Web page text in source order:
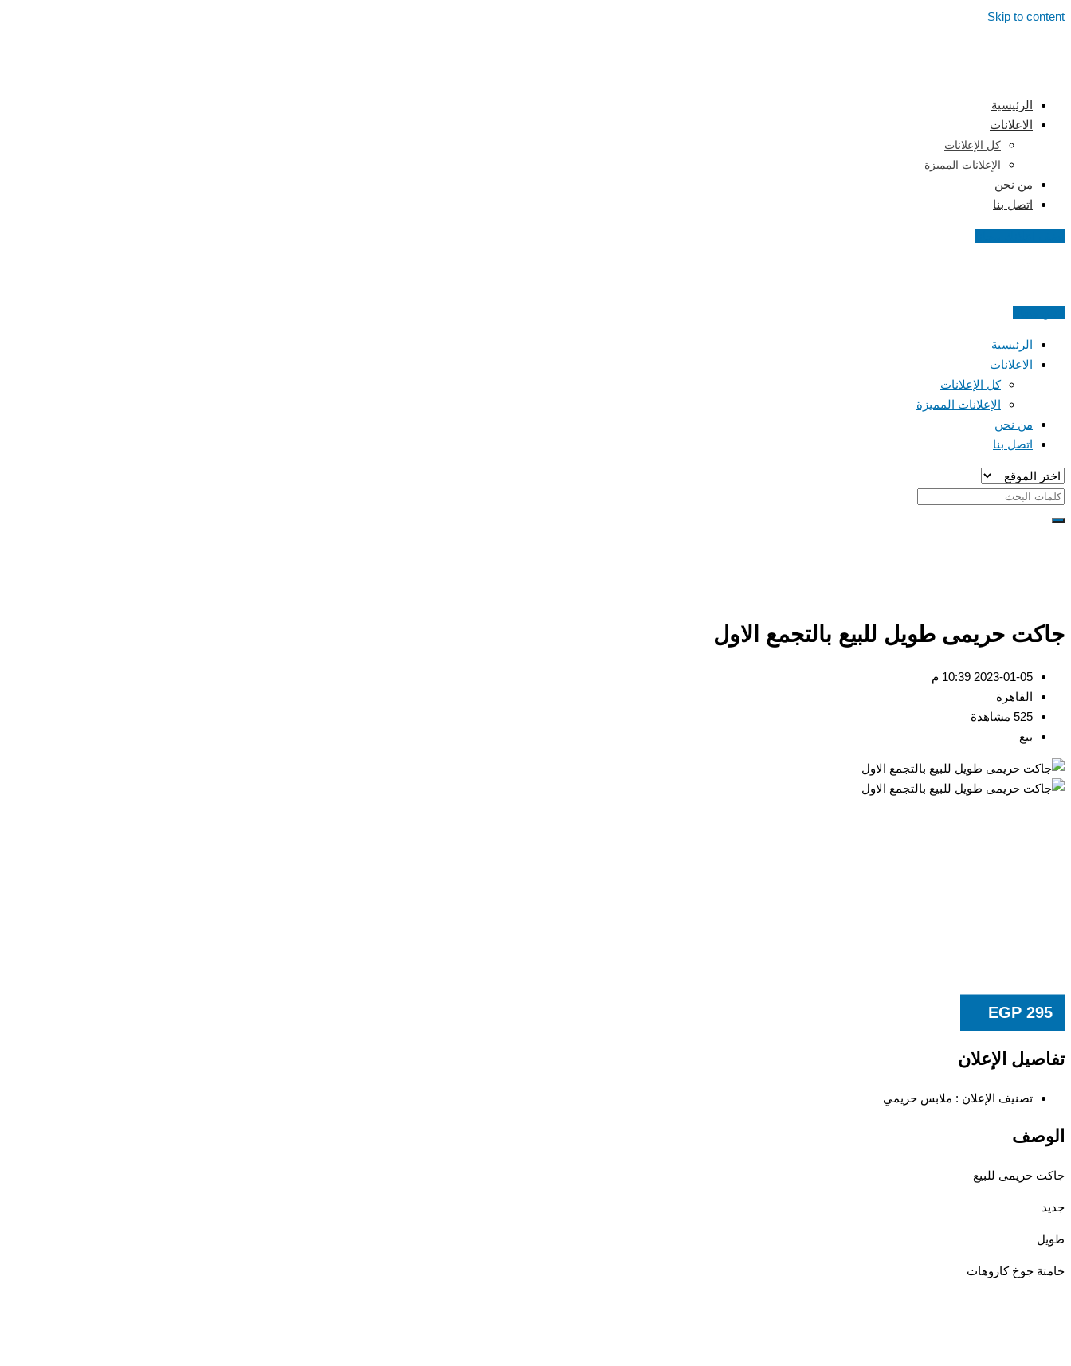
Skip to content
الرئيسية
الاعلانات
كل الإعلانات
الإعلانات المميزة
من نحن
اتصل بنا
الرئيسية
الاعلانات
كل الإعلانات
الإعلانات المميزة
من نحن
اتصل بنا
جاكت حريمى طويل للبيع بالتجمع الاول
2023-01-05 10:39 م
القاهرة
525 مشاهدة
بيع
EGP 295
تفاصيل الإعلان
تصنيف الإعلان : ملابس حريمي
الوصف
جاكت حريمى للبيع
جديد
طويل
خامتة جوخ كاروهات